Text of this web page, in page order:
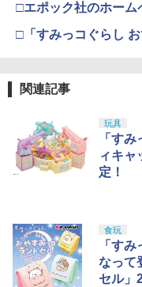
□エポック社のホーム
□「すみっコぐらし
関連記事
玩具
「す
ィキャ
定！
食玩
「す
なって
セル」